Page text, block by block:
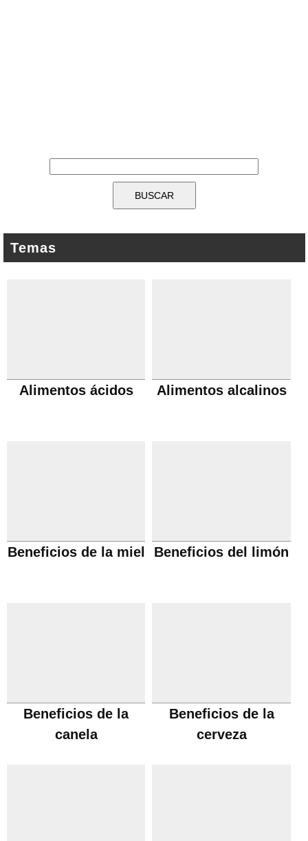
Temas
Alimentos ácidos Alimentos alcalinos
Beneficios de la miel Beneficios del limón
Beneficios de la
canela
Beneficios de la
cerveza